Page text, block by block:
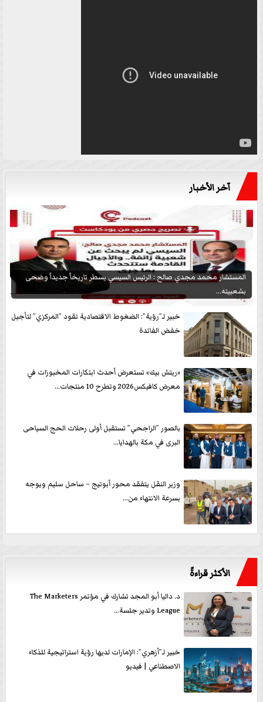
آخر الأخبار
المستشار محمد مجدي صالح : الرئيس السيسي يسطر تاريخاً جديداً وضحى
بشعبيته...
خبير لـ”رؤية”: الضغوط الاقتصادية تقود ”المركزي” لتأجيل
خفض الفائدة
«ريتش بيك» تستعرض أحدث ابتكارات المخبوزات في
معرض كافيكس2026 وتطرح 10 منتجات...
بالصور ”الراجحي” تستقبل أولى رحلات الحج السياحى
البرى في مكة بالهدايا...
وزير النقل يتفقد محور أبوتيج – ساحل سليم ويوجه
بسرعة الانتهاء من...
الأكثر قراءةً
د. داليا أبو المجد تشارك في مؤتمر The Marketers
League وتدير جلسة...
خبير لـ”أزهري”: الإمارات لديها رؤية استراتيجية للذكاء
الاصطناعي | فيديو